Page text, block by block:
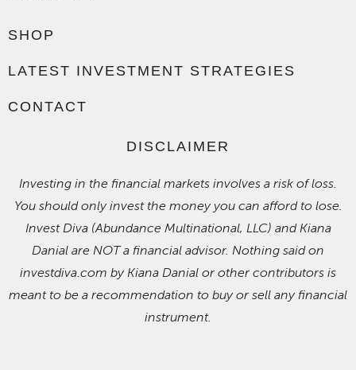
SHOP
LATEST INVESTMENT STRATEGIES
CONTACT
DISCLAIMER
Investing in the financial markets involves a risk of loss.
You should only invest the money you can afford to lose.
Invest Diva (Abundance Multinational, LLC) and Kiana
Danial are NOT a financial advisor. Nothing said on
investdiva.com by Kiana Danial or other contributors is
meant to be a recommendation to buy or sell any financial
instrument.